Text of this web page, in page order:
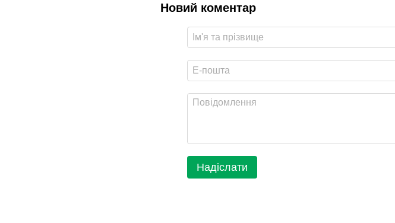
Новий коментар
Надіслати